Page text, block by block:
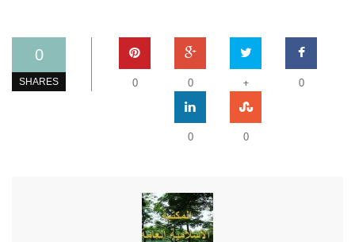
0
SHARES 0
+
0
0
0
0